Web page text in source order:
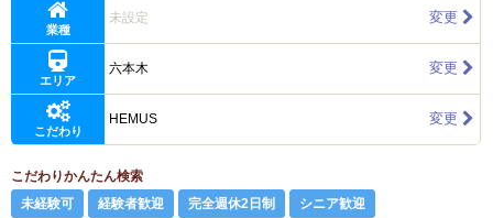
業種
未設定 変更
エリア
六本木 変更
こだわり
HEMUS 変更
こだわりかんたん検索
未経験可
経験者歓迎 完全週休2日制 シニア歓迎